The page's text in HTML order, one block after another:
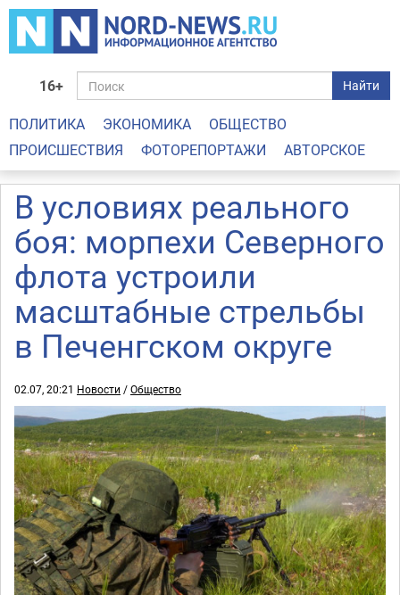
16+ Найти
ПОЛИТИКА ЭКОНОМИКА
ОБЩЕСТВО
ПРОИСШЕСТВИЯ
ФОТОРЕПОРТАЖИ АВТОРСКОЕ
В условиях реального
боя: морпехи Северного
флота устроили
масштабные стрельбы
в Печенгском округе
02.07, 20:21 Новости /Общество